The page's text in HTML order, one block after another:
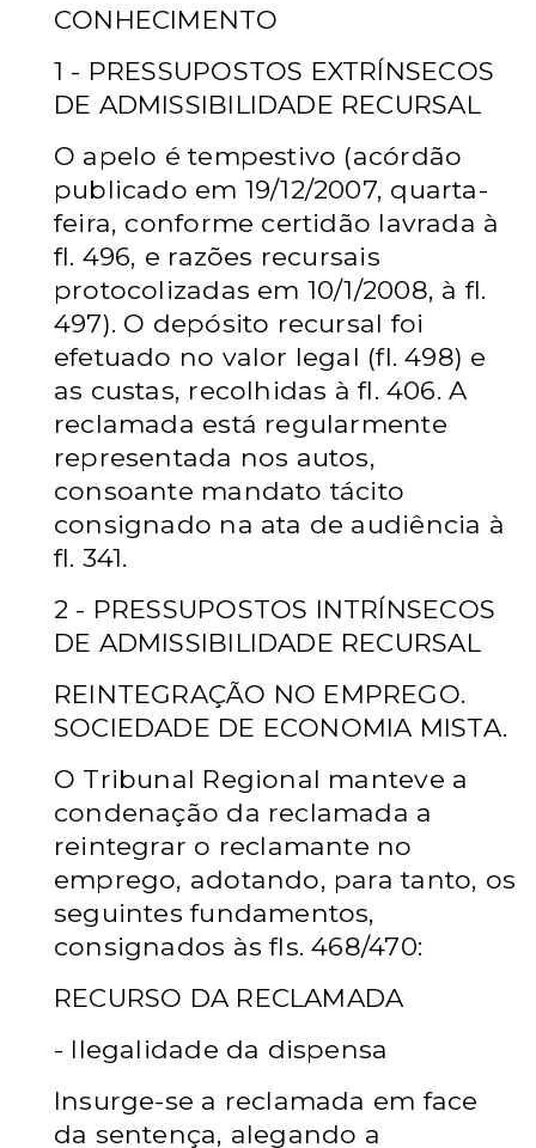
CONHECIMENTO
1 - PRESSUPOSTOS EXTRÍNSECOS
DE ADMISSIBILIDADE RECURSAL
O apelo é tempestivo (acórdão
publicado em 19/12/2007, quarta-
feira, conforme certidão lavrada à
fl. 496, e razões recursais
protocolizadas em 10/1/2008, à fl.
497). O depósito recursal foi
efetuado no valor legal (fl. 498) e
as custas, recolhidas à fl. 406. A
reclamada está regularmente
representada nos autos,
consoante mandato tácito
consignado na ata de audiência à
fl. 341.
2 - PRESSUPOSTOS INTRÍNSECOS
DE ADMISSIBILIDADE RECURSAL
REINTEGRAÇÃO NO EMPREGO.
SOCIEDADE DE ECONOMIA MISTA.
O Tribunal Regional manteve a
condenação da reclamada a
reintegrar o reclamante no
emprego, adotando, para tanto, os
seguintes fundamentos,
consignados às fls. 468/470:
RECURSO DA RECLAMADA
- Ilegalidade da dispensa
Insurge-se a reclamada em face
da sentença, alegando a